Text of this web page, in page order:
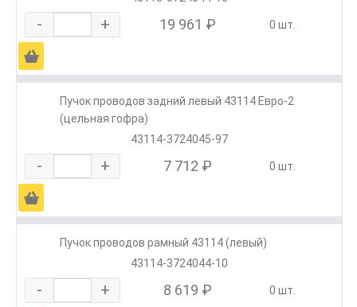
- + 19 961 ₽ 0 шт.
Ä
Пучок проводов задний левый 43114 Евро-2
(цельная гофра)
43114-3724045-97
- + 7 712 ₽ 0 шт.
Ä
Пучок проводов рамный 43114 (левый)
43114-3724044-10
- + 8 619 ₽ 0 шт.